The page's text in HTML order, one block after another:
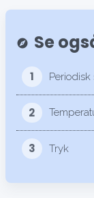
explore Se
1 Periodisk
2
3 Tryk